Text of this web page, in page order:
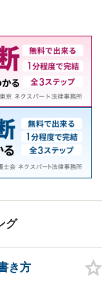
グ
き方